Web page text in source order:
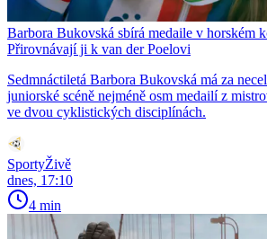
Barbora Bukovská sbírá medaile v horském
Přirovnávají ji k van der Poelovi
Sedmnáctiletá Barbora Bukovská má za
juniorské scéně nejméně osm medailí z
ve dvou cyklistických disciplínách.
SportyŽivě
dnes, 17:10
4 min